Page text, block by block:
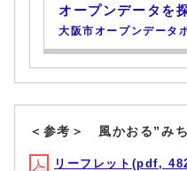
オープンデータを
大阪市オープンデータ
＜参考＞ 風かおる”み
リーフレット(pdf,